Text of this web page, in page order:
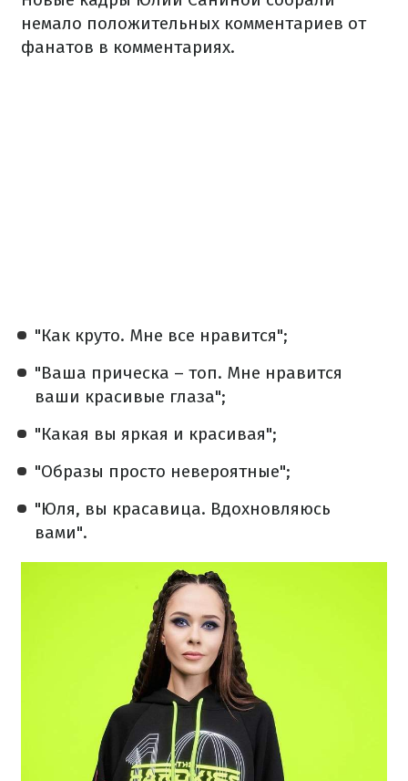
немало положительных комментариев от
фанатов в комментариях.
"Как круто. Мне все нравится";
"Ваша прическа – топ. Мне нравится
ваши красивые глаза";
"Какая вы яркая и красивая";
"Образы просто невероятные";
"Юля, вы красавица. Вдохновляюсь
вами".